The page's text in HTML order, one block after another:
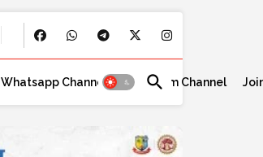
Whatsapp Channel Telegram Channel